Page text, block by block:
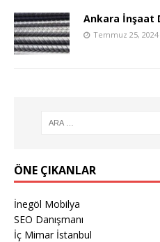
Ankara İnşaat
Temmuz 25, 2024
ÖNE ÇIKANLAR
İnegöl Mobilya
SEO Danışmanı
İç Mimar İstanbul